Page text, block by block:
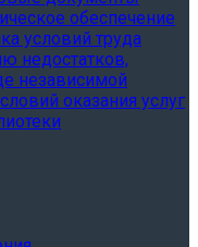
обеспечение
условий труда
недостатков,
независимой
оказания услуг